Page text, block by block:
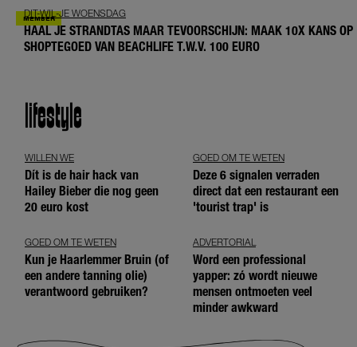
DIT-WIL-JE WOENSDAG
HAAL JE STRANDTAS MAAR TEVOORSCHIJN: MAAK 10X KANS OP
SHOPTEGOED VAN BEACHLIFE T.W.V. 100 EURO
lifestyle
WILLEN WE
Dít is de hair hack van
Hailey Bieber die nog geen
20 euro kost
GOED OM TE WETEN
Deze 6 signalen verraden
direct dat een restaurant een
'tourist trap' is
GOED OM TE WETEN
Kun je Haarlemmer Bruin (of
een andere tanning olie)
verantwoord gebruiken?
ADVERTORIAL
Word een professional
yapper: zó wordt nieuwe
mensen ontmoeten veel
minder awkward